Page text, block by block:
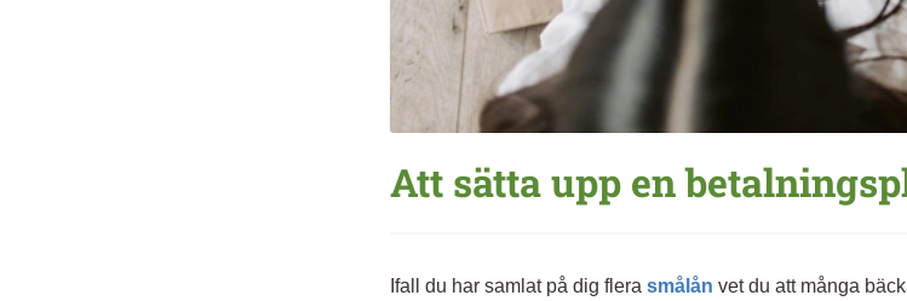
Att sätta upp en
Ifall du har samlat på dig flera smålån vet du att många